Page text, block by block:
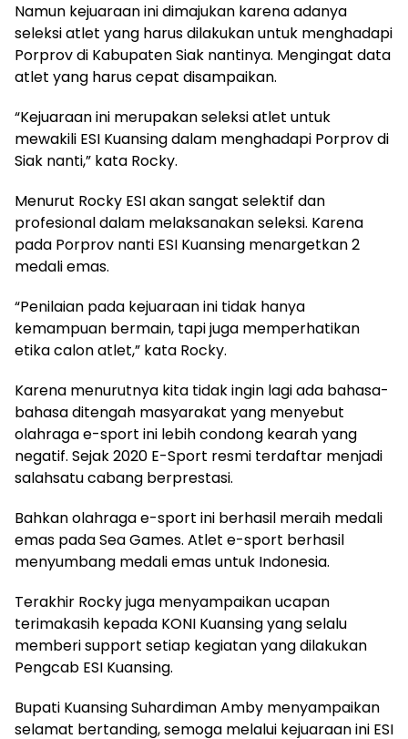
Namun kejuaraan ini dimajukan karena adanya
seleksi atlet yang harus dilakukan untuk menghadapi
Porprov di Kabupaten Siak nantinya. Mengingat data
atlet yang harus cepat disampaikan.
“Kejuaraan ini merupakan seleksi atlet untuk
mewakili ESI Kuansing dalam menghadapi Porprov di
Siak nanti,” kata Rocky.
Menurut Rocky ESI akan sangat selektif dan
profesional dalam melaksanakan seleksi. Karena
pada Porprov nanti ESI Kuansing menargetkan 2
medali emas.
“Penilaian pada kejuaraan ini tidak hanya
kemampuan bermain, tapi juga memperhatikan
etika calon atlet,” kata Rocky.
Karena menurutnya kita tidak ingin lagi ada bahasa-
bahasa ditengah masyarakat yang menyebut
olahraga e-sport ini lebih condong kearah yang
negatif. Sejak 2020 E-Sport resmi terdaftar menjadi
salahsatu cabang berprestasi.
Bahkan olahraga e-sport ini berhasil meraih medali
emas pada Sea Games. Atlet e-sport berhasil
menyumbang medali emas untuk Indonesia.
Terakhir Rocky juga menyampaikan ucapan
terimakasih kepada KONI Kuansing yang selalu
memberi support setiap kegiatan yang dilakukan
Pengcab ESI Kuansing.
Bupati Kuansing Suhardiman Amby menyampaikan
selamat bertanding, semoga melalui kejuaraan ini ESI